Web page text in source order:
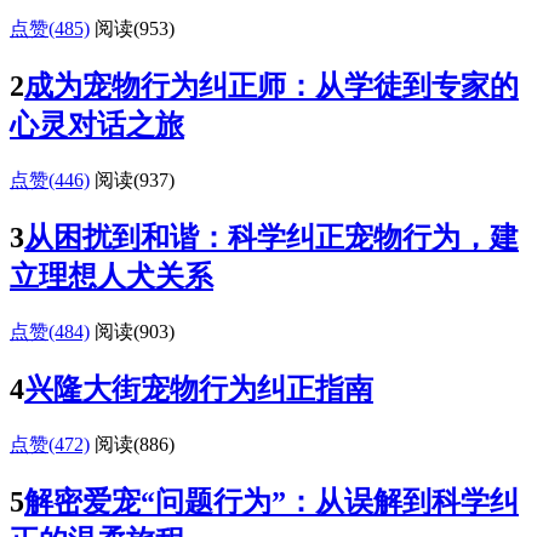
点赞(485) 阅读(953)
2成为宠物行为纠正师：从学徒到专家的
心灵对话之旅
点赞(446) 阅读(937)
3从困扰到和谐：科学纠正宠物行为，建
立理想人犬关系
点赞(484) 阅读(903)
4兴隆大街宠物行为纠正指南
点赞(472) 阅读(886)
5解密爱宠“问题行为”：从误解到科学纠